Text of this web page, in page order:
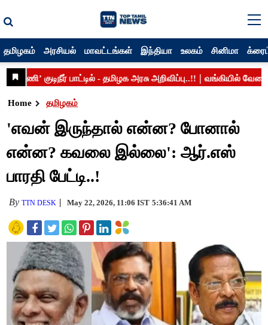
தமிழகம் அரசியல் மாவட்டங்கள் இந்தியா உலகம் சினிமா
Home தமிழகம்
'எவன் இருந்தால் என்ன? போனால்
என்ன? கவலை இல்லை': ஆர்.எஸ்
பாரதி பேட்டி..!
ByTTN DESK May 22, 2026, 11:06 IST 5:36:41 AM